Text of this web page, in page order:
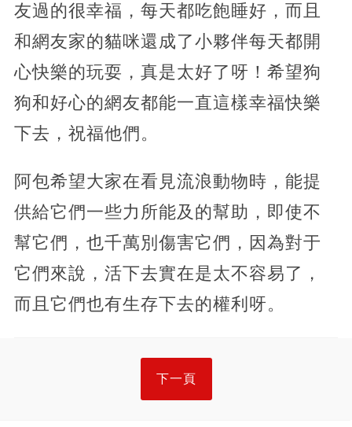
友過的很幸福，每天都吃飽睡好，而且
和網友家的貓咪還成了小夥伴每天都開
心快樂的玩耍，真是太好了呀！希望狗
狗和好心的網友都能一直這樣幸福快樂
下去，祝福他們。
阿包希望大家在看見流浪動物時，能提
供給它們一些力所能及的幫助，即使不
幫它們，也千萬別傷害它們，因為對于
它們來說，活下去實在是太不容易了，
而且它們也有生存下去的權利呀。
下一頁